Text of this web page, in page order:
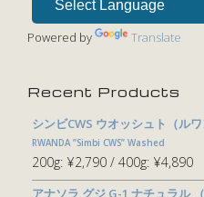
Powered by Translate
Recent Products
シンビCWS ウオッシュト（ルワ
RWANDA ”Simbi CWS” Washed
200g: ¥2,790 400g: ¥4,890
アナソラ グジ G-1 ナチュラル